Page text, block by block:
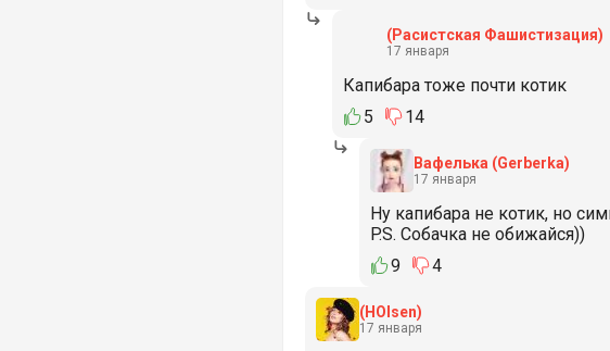
(Расистская Фашистизация)
17 января
Капибара тоже почти котик
5
14
Вафелька (Gerberka)
17 января
Ну капибара не котик, но
P.S. Собачка не обижайся))
9
4
(HOlsen)
17 января